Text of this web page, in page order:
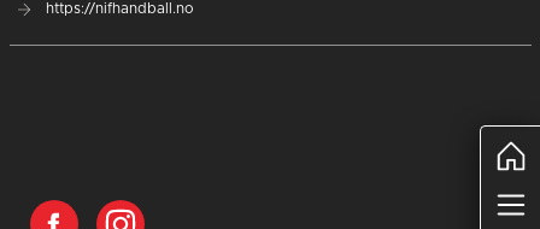
https://nifhandball.no